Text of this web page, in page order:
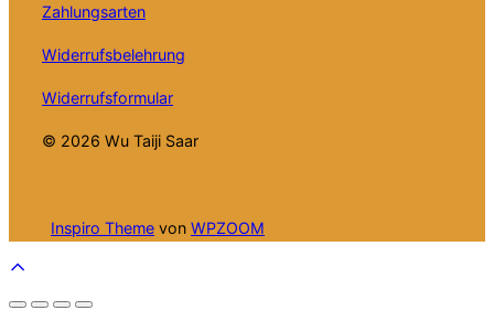
Zahlungsarten
Widerrufsbelehrung
Widerrufsformular
© 2026 Wu Taiji Saar
Inspiro Theme von WPZOOM
to